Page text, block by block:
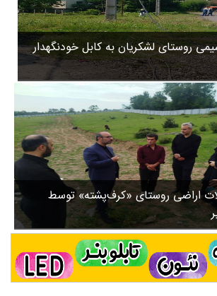
روستاها
ورزشی
سیاسی
چندرسانه ای
مسیر گردشگری دیلمان
درباره ما
سیمی روستای لشکریان به کابل خودنگهدار
اراضی روستای «کرف‌پشته» توسط